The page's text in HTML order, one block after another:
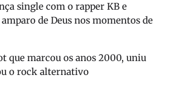
single com o rapper KB e
de Deus nos momentos de
que marcou os anos 2000, uniu
o rock alternativo